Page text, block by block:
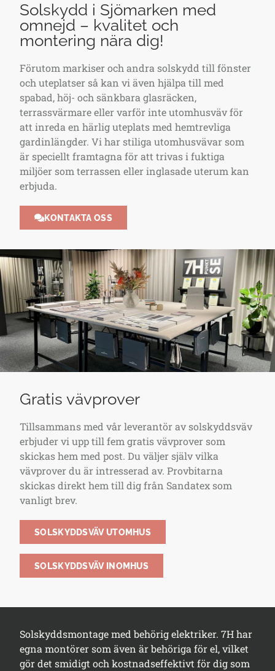
Solskydd i Sjömarken med
omnejd – kvalitet och
montering nära dig!
Förutom markiser och andra solskydd till fönster
och uteplatser så kan vi även hjälpa till med
spabad, höj- och sänkbara glasräcken,
terrassvärmare eller varför inte utomhusväv för
att inreda en härlig uteplats med hemtrevliga
gardinlängder. Vi har stiliga utomhusvävar som
är speciellt framtagna för att trivas i fuktiga
miljöer som terrassen eller inglasade uterum kan
erbjuda.
KONTAKTA OSS
Gratis vävprover
Tillsammans med vår leverantör av solskyddsväv
erbjuder vi upp till fem gratis vävprover som
skickas hem med post. Du väljer själv vilka
vävprover du är intresserad av. Provbitarna
skickas direkt hem till dig från Sandatex som
vanligt brev.
SOLSKYDDSVÄV UTOMHUS
SOLSKYDDSVÄV INOMHUS
Solskyddsmontage med behörig elektriker. 7H har
egna montörer som även är behöriga för el, vilket
gör det smidigt och kostnadseffektivt för dig som